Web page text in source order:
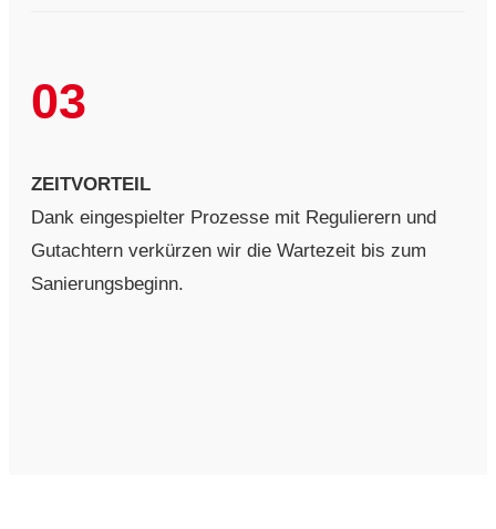
03
ZEITVORTEIL
Dank eingespielter Prozesse mit Regulierern und
Gutachtern verkürzen wir die Wartezeit bis zum
Sanierungsbeginn.